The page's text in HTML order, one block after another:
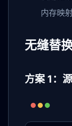
内存映
无缝替
方案 1：